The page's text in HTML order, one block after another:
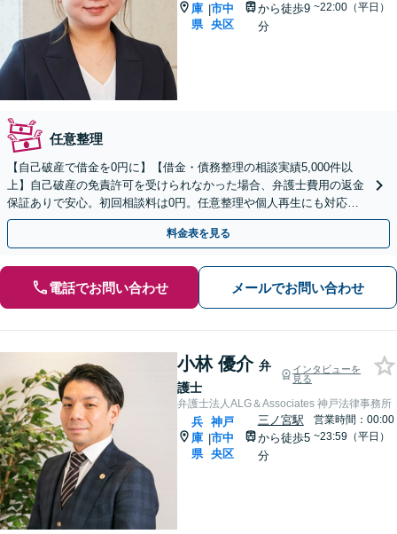
庫
県
|市中
央区
から徒歩9
分
~22:00（平日）
任意整理
【自己破産で借金を0円に】【借金・債務整理の相談実績5,000件以
上】自己破産の免責許可を受けられなかった場合、弁護士費用の返金
保証ありで安心。初回相談料は0円。任意整理や個人再生にも対応
【土日祝日・夜間も相談受付】【費用の分割払い可】
料金表を見る
電話でお問い合わせ メールでお問い合わせ
小林 優介 弁
護士
インタビューを
見る
弁護士法人ALG＆Associates 神戸法律事務所
兵
庫
県
|
神戸
市中
央区
三ノ宮駅
から徒歩5
分
営業時間：00:00
~23:59（平日）